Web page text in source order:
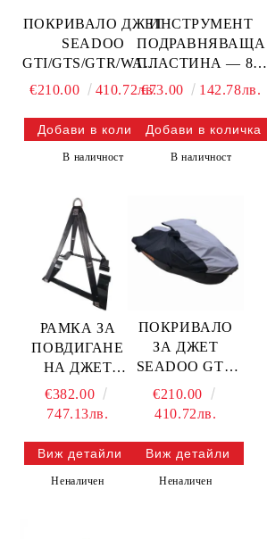
ПОКРИВАЛО ДЖЕТ
SEADOO
GTI/GTS/GTR/WAKE
2010-2017 г /
111WS113-V SBT
€210.00 410.72лв.
В наличност
ИНСТРУМЕНТ
ПОДРАВНЯВАЩА
ПЛАСТИНА — 80-
103-05 SBT
€73.00 142.78лв.
В наличност
РАМКА ЗА
ПОВДИГАНЕ
НА ДЖЕТ
2000lbs — 12-510
SBT
€382.00
747.13лв.
Виж детайли
Неналичен
ПОКРИВАЛО
ЗА ДЖЕТ
SEADOO GTX
155/215, GTX
LTD 215/230/300,
WAKE PRO
215/230, 2010-
2017 —
€210.00
410.72лв.
Виж детайли
Неналичен